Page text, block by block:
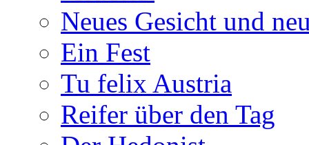
Neues Gesicht und
Ein Fest
Tu felix Austria
Reifer über den Tag